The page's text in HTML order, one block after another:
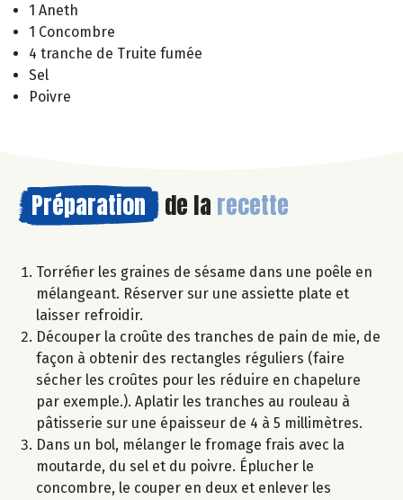
1 Aneth
1 Concombre
4 tranche de Truite fumée
Sel
Poivre
Préparation de la recette
Torréfier les graines de sésame dans une poêle en
mélangeant. Réserver sur une assiette plate et
laisser refroidir.
Découper la croûte des tranches de pain de mie, de
façon à obtenir des rectangles réguliers (faire
sécher les croûtes pour les réduire en chapelure
par exemple.). Aplatir les tranches au rouleau à
pâtisserie sur une épaisseur de 4 à 5 millimètres.
Dans un bol, mélanger le fromage frais avec la
moutarde, du sel et du poivre. Éplucher le
concombre, le couper en deux et enlever les